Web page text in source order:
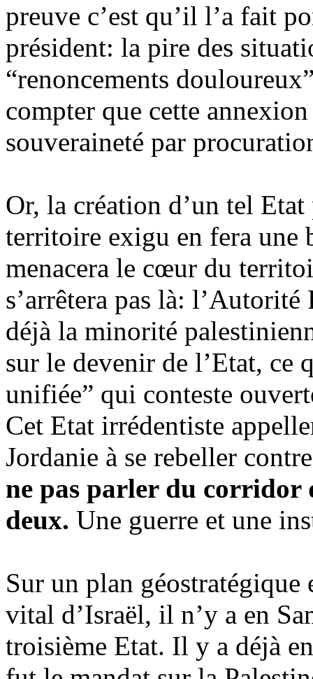
preuve c’est qu’il l’a fait
président: la pire des
“renoncements
compter que cette
souveraineté par
Or, la création d’un tel
territoire exigu en fera une
menacera le cœur du
s’arrêtera pas là:
déjà la minorité
sur le devenir de l’Etat, ce
unifiée” qui conteste
Cet Etat irrédentiste
Jordanie à se rebeller
ne pas parler du corridor
deux. Une guerre et une
Sur un plan
vital d’Israël, il n’y a en
troisième Etat. Il y a déjà